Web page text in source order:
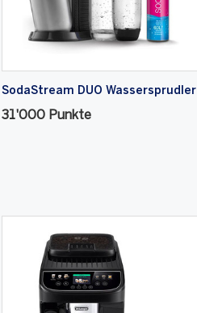
SodaStream DUO Wassersprudler
31'000 Punkte